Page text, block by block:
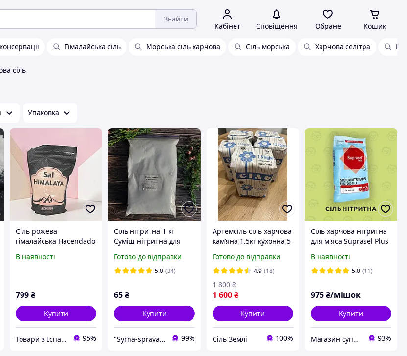
Знайти
Кабінет Сповіщення Обране Кошик
Гімалайська сіль Морська сіль харчова Сіль морська Харчова селітра
сіль
Упаковка
Сіль рожева
гімалайська Hacendado
В наявності
799₴
Купити
Товари з Іспанії 95%
Сіль нітритна 1 кг
Суміш нітритна для
для делікатесів
Готово до відправки
5.0 (34)
65₴
Купити
"Syrna-sprava": магазин для справжніх сироварів! 99%
Артемсіль сіль харчова
камʼяна 1.5кг кухонна 5
консервації
Готово до відправки
4.9 (18)
1 600 ₴
1 800 ₴
Купити
Сіль Землі 100%
Сіль харчова нітритна
для м'яса Suprasel Plus
вакуумована мішок
25кг
В наявності
5.0 (11)
975₴/мішок
Купити
Магазин суперфудів "Just Healthy" 93%